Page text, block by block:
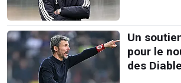
Un
pour le
des